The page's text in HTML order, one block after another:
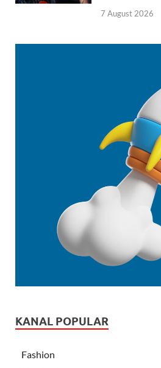
7 August 2026
KANAL POPULAR
Fashion